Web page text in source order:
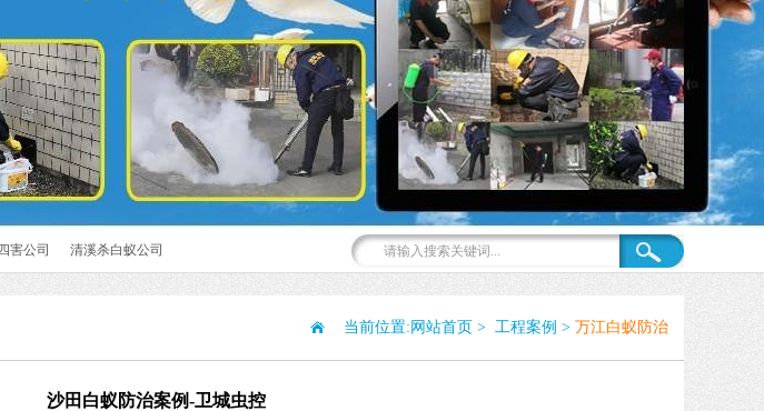
害公司 清溪杀白蚁公司
当前位置: 网站首页 > 工程案例 > 万江白蚁防治
沙田白蚁防治案例-卫城虫控